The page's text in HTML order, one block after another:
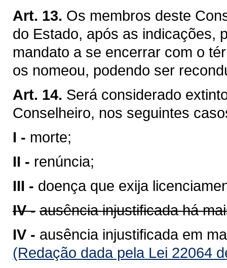
Art. 13. Os membros deste
do Estado, após as indicações,
mandato a se encerrar com o
os nomeou, podendo ser
Art. 14. Será considerado
Conselheiro, nos seguintes
I - morte;
II - renúncia;
III - doença que exija
IV - ausência injustificada há
IV - ausência injustificada em
(Redação dada pela Lei 22064